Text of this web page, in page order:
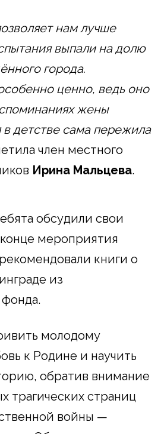
нам лучше
выпали на долю
города.
ценно, ведь оно
жены
в детстве сама пережила
член местного
Ирина Мальцева.
обсудили свои
мероприятия
книги о
из
молодому
к Родине и научить
обратив внимание
трагических страниц
войны —